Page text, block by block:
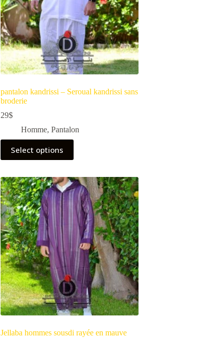
pantalon kandrissi – Seroual kandrissi sans
broderie
29$
Homme, Pantalon
Select options
Jellaba hommes sousdi rayée en mauve